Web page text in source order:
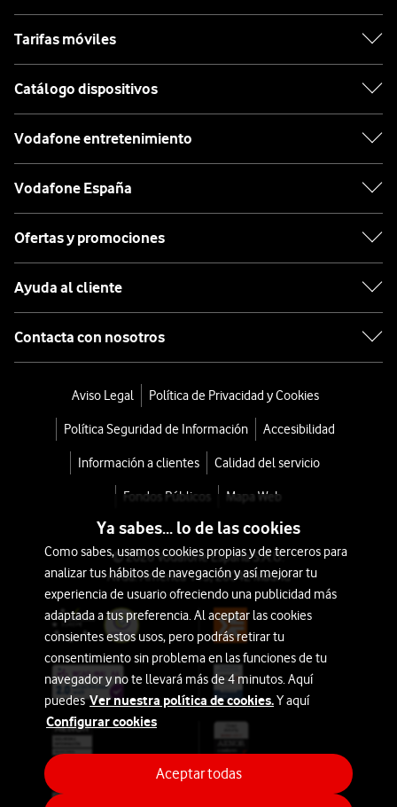
Tarifas móviles
Catálogo dispositivos
Vodafone entretenimiento
Vodafone España
Ofertas y promociones
Ayuda al cliente
Contacta con nosotros
Aviso Legal Política de Privacidad y Cookies
Política Seguridad de Información Accesibilidad
Información a clientes Calidad del servicio
Fondos Públicos Mapa Web
© 2026 Vodafone España S.A.U.
Avda. América 115, 28042 Madrid
Ya sabes... lo de las cookies
Como sabes, usamos cookies propias y de terceros para
analizar tus hábitos de navegación y así mejorar tu
experiencia de usuario ofreciendo una publicidad más
adaptada a tus preferencia. Al aceptar las cookies
consientes estos usos, pero podrás retirar tu
consentimiento sin problema en las funciones de tu
navegador y no te llevará más de 4 minutos. Aquí
puedesVer nuestra política de cookies.Y aquí
Configurar cookies
Aceptar todas